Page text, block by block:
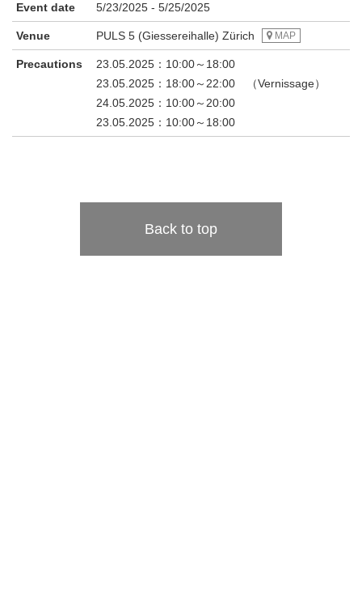
Event date 5/23/2025 - 5/25/2025
Venue PULS 5 (Giessereihalle) Zürich MAP
Precautions
23.05.2025：10:00～18:00
23.05.2025：18:00～22:00 （Vernissage）
24.05.2025：10:00～20:00
23.05.2025：10:00～18:00
Back to top